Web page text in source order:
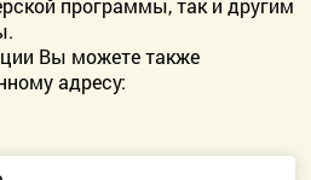
программы, так и другим
Вы можете также
адресу: